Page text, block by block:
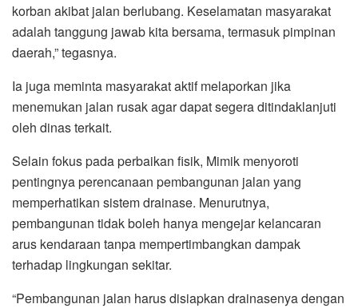
korban akibat jalan berlubang. Keselamatan masyarakat
adalah tanggung jawab kita bersama, termasuk pimpinan
daerah,” tegasnya.
Ia juga meminta masyarakat aktif melaporkan jika
menemukan jalan rusak agar dapat segera ditindaklanjuti
oleh dinas terkait.
Selain fokus pada perbaikan fisik, Mimik menyoroti
pentingnya perencanaan pembangunan jalan yang
memperhatikan sistem drainase. Menurutnya,
pembangunan tidak boleh hanya mengejar kelancaran
arus kendaraan tanpa mempertimbangkan dampak
terhadap lingkungan sekitar.
“Pembangunan jalan harus disiapkan drainasenya dengan